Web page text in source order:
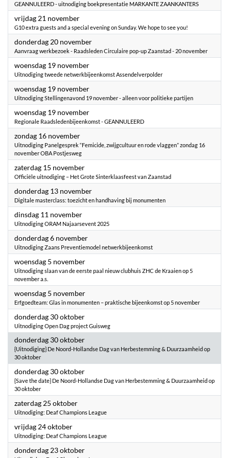
GEANNULEERD - uitnodiging boekpresentatie MARKANTE ZAANKANTERS
vrijdag 21 november2025
G10 extra guests and a special evening on Sunday. We hope to see you!
donderdag 20 november2025
Aanvraag werkbezoek - Raadsleden Circulaire pop-up Zaanstad - 20 november
woensdag 19 november2025
Uitnodiging tweede netwerkbijeenkomst Assendelverpolder
woensdag 19 november2025
Uitnodiging Stellingenavond 19 november - alleen voor politieke partijen
woensdag 19 november2025
Regionale Raadsledenbijeenkomst - GEANNULEERD
zondag 16 november2025
Uitnodiging ​Panelgesprek “Femicide, zwijgcultuur en rode vlaggen” zondag 16
november OBA Postjesweg
zaterdag 15 november2025
Officiële uitnodiging – Het Grote Sinterklaasfeest van Zaanstad
donderdag 13 november2025
Digitale masterclass: toezicht en handhaving bij monumenten
dinsdag 11 november2025
Uitnodiging ORAM Najaarsevent 2025
donderdag 6 november2025
Uitnodiging Zaans Preventiemodel netwerkbijeenkomst
woensdag 5 november2025
Uitnodiging slaan van de eerste paal nieuw clubhuis ZHC de Kraaien op 5
november a.s.
woensdag 5 november2025
Erfgoedteam: Glas in monumenten – praktische bijeenkomst op 5 november
donderdag 30 oktober2025
Uitnodiging Open Dag project Guisweg
donderdag 30 oktober2025
{Uitnodiging} De Noord-Hollandse Dag van Herbestemming & Duurzaamheid op
30 oktober
donderdag 30 oktober2025
{Save the date} De Noord-Hollandse Dag van Herbestemming & Duurzaamheid op
30 oktober
zaterdag 25 oktober2025
Uitnodiging: Deaf Champions League
vrijdag 24 oktober2025
Uitnodiging: Deaf Champions League
donderdag 23 oktober2025